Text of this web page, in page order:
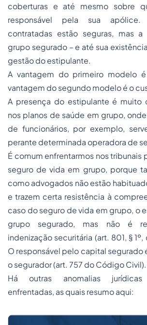
coberturas e até mesmo sobre
responsável pela sua apólice.
contratadas estão seguras, mas
grupo segurado – e até sua
gestão do estipulante.
A vantagem do primeiro modelo
vantagem do segundo modelo é o
A presença do estipulante é muito
nos planos de saúde em grupo,
de funcionários, por exemplo,
perante determinada operadora de
É comum enfrentarmos nos tribunais
seguro de vida em grupo, porque
como advogados não estão
e trazem certa resistência à
caso do seguro de vida em grupo, o
grupo segurado, mas não é
indenização securitária (art. 801, §
O responsável pelo capital segurado
o segurador (art. 757 do Código Civil).
Há outras anomalias jurídicas
enfrentadas, as quais resumo aqui: